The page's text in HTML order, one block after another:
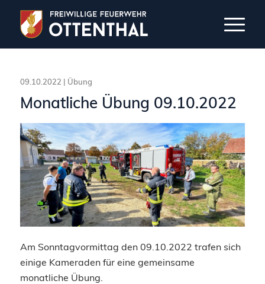
09.10.2022 | Übung
Monatliche Übung 09.10.2022
Am Sonntagvormittag den 09.10.2022 trafen sich
einige Kameraden für eine gemeinsame
monatliche Übung.